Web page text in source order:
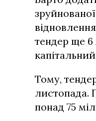
тендер ще 6
Тому,
листопада.
понад 75